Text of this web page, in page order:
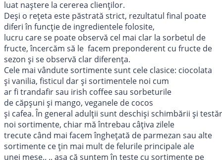
luat naştere la cererea clienţilor.
Deşi o reţeta este păstrată strict, rezultatul final poate
diferi în funcţie de ingredientele folosite,
lucru care se poate observă cel mai clar la sorbetul de
fructe, încercăm să le facem preponderent cu fructe de
sezon şi se observă clar diferenţa.
Cele mai vândute sortimente sunt cele clasice: ciocolata
şi vanilia, fisticul dar şi sortimentele noi cum
ar fi trandafir sau irish coffee sau sorbeturile
de căpşuni şi mango, veganele de cocos
şi cafea. În general adulţii sunt deschişi schimbării şi
noi sortimente, chiar mă întrebau câţiva zilele
trecute când mai facem îngheţată de parmezan sau alte
sortimente ce ţin mai mult de felurile principale ale
unei mese.. .. aşa că suntem în teste cu sortimente pe